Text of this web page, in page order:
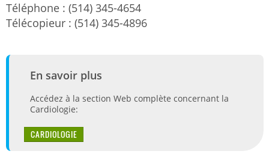
Téléphone : (514) 345-4654
Télécopieur : (514) 345-4896
En savoir plus
Accédez à la section Web complète concernant la
Cardiologie:
CARDIOLOGIE